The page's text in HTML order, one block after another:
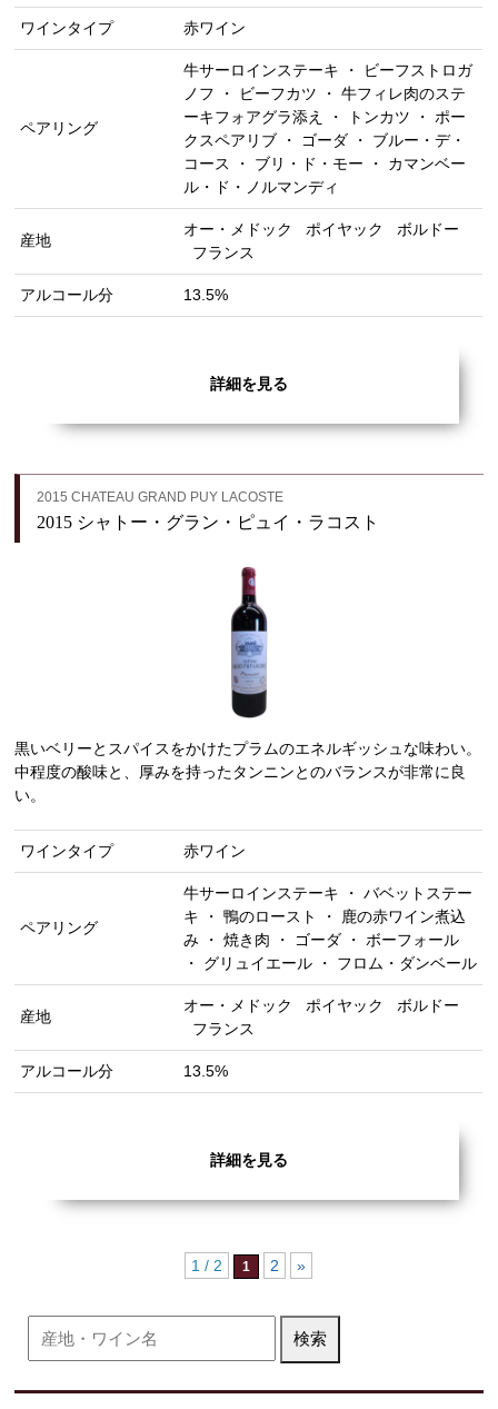
ワインタイプ 赤ワイン
ペアリング
牛サーロインステーキ ・ ビーフストロガ
ノフ ・ ビーフカツ ・ 牛フィレ肉のステ
ーキフォアグラ添え ・ トンカツ ・ ポー
クスペアリブ ・ ゴーダ ・ ブルー・デ・
コース ・ ブリ・ド・モー ・ カマンベー
ル・ド・ノルマンディ
産地
オー・メドック ポイヤック
ボルドー
フランス
アルコール分 13.5%
詳細を見る
2015 CHATEAU GRAND PUY LACOSTE
2015 シャトー・グラン・ピュイ・ラコスト
黒いベリーとスパイスをかけたプラムのエネルギッシュな味わい。
中程度の酸味と、厚みを持ったタンニンとのバランスが非常に良
い。
ワインタイプ 赤ワイン
ペアリング
牛サーロインステーキ ・ バベットステー
キ ・ 鴨のロースト ・ 鹿の赤ワイン煮込
み ・ 焼き肉 ・ ゴーダ ・ ボーフォール
・ グリュイエール ・ フロム・ダンベール
産地
オー・メドック ポイヤック
ボルドー
フランス
アルコール分 13.5%
詳細を見る
1 / 2 1 2 »